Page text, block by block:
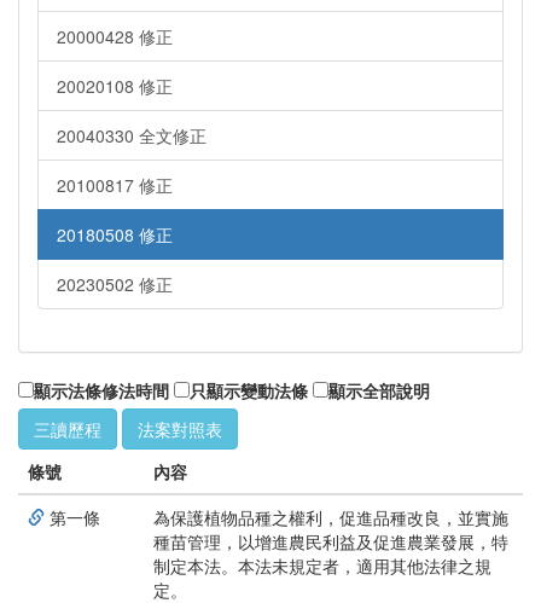
20000428 修正
20020108 修正
20040330 全文修正
20100817 修正
20180508 修正
20230502 修正
顯示法條修法時間 只顯示變動法條
顯示全部說明
三讀歷程
法案對照表
條號
內容
第一條
為保護植物品種之權利，促進品種改良，並實施
種苗管理，以增進農民利益及促進農業發展，特
制定本法。本法未規定者，適用其他法律之規
定。